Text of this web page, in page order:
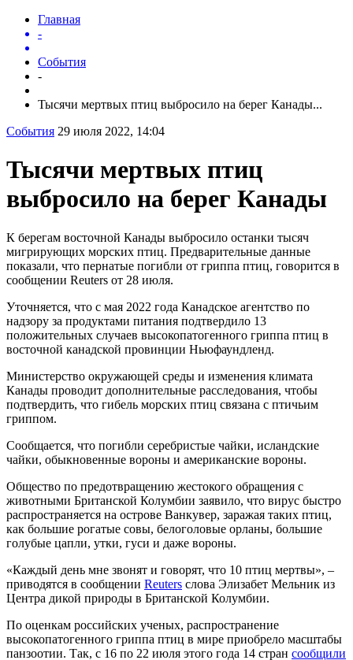
Главная
-
События
-
Тысячи мертвых птиц выбросило на берег Канады...
События 29 июля 2022, 14:04
Тысячи мертвых птиц
выбросило на берег Канады
К берегам восточной Канады выбросило останки тысяч
мигрирующих морских птиц. Предварительные данные
показали, что пернатые погибли от гриппа птиц, говорится в
сообщении Reuters от 28 июля.
Уточняется, что с мая 2022 года Канадское агентство по
надзору за продуктами питания подтвердило 13
положительных случаев высокопатогенного гриппа птиц в
восточной канадской провинции Ньюфаундленд.
Министерство окружающей среды и изменения климата
Канады проводит дополнительные расследования, чтобы
подтвердить, что гибель морских птиц связана с птичьим
гриппом.
Сообщается, что погибли серебристые чайки, исландские
чайки, обыкновенные вороны и американские вороны.
Общество по предотвращению жестокого обращения с
животными Британской Колумбии заявило, что вирус быстро
распространяется на острове Ванкувер, заражая таких птиц,
как большие рогатые совы, белоголовые орланы, большие
голубые цапли, утки, гуси и даже вороны.
«Каждый день мне звонят и говорят, что 10 птиц мертвы», –
приводятся в сообщении Reuters слова Элизабет Мельник из
Центра дикой природы в Британской Колумбии.
По оценкам российских ученых, распространение
высокопатогенного гриппа птиц в мире приобрело масштабы
панзоотии. Так, с 16 по 22 июля этого года 14 стран сообщили